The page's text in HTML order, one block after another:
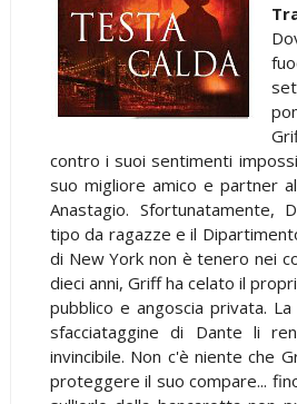
contro i suoi sentimenti
suo migliore amico e partner
Anastagio. Sfortunatamente,
tipo da ragazze e il
di New York non è tenero nei
dieci anni, Griff ha celato il
pubblico e angoscia privata.
sfacciataggine di Dante li
invincibile. Non c'è niente che
proteggere il suo compare...